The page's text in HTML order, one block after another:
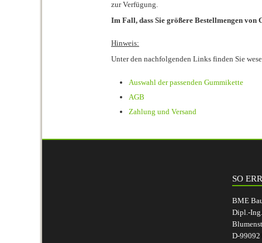
zur Verfügung.
Im Fall, dass Sie größere Bestellmengen
Hinweis:
Unter den nachfolgenden Links finden Sie
Auswahl der passenden Gummikette
AGB
Zahlung und Versand
SO
BME
Dipl.-
D-99092